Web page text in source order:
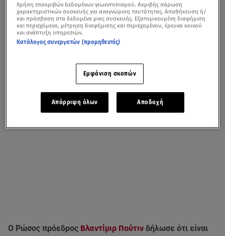
Ο Ρώσος πρόεδρος Βλαντίμιρ Πούτιν δήλωσε ότι είναι
Χρήση επακριβών δεδομένων γεωεντοπισμού. Ακριβής σάρωση
χαρακτηριστικών συσκευής για αναγνώριση ταυτότητας. Αποθήκευση ή/
και πρόσβαση στα δεδομένα μιας συσκευής. Εξατομικευμένη διαφήμιση
και περιεχόμενο, μέτρηση διαφήμισης και περιεχομένου, έρευνα κοινού
και ανάπτυξη υπηρεσιών.
Κατάλογος συνεργατών (προμηθευτές)
Εμφάνιση σκοπών
Απόρριψη όλων Αποδοχή